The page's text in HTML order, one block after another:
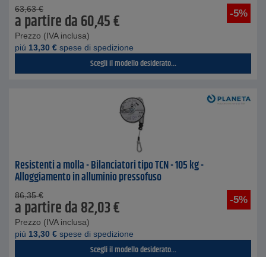
-5%
63,63 €
a partire da60,45€
Prezzo (IVA inclusa)
piú 13,30 € spese di spedizione
Scegli il modello desiderato...
Resistenti a molla - Bilanciatori tipo TCN - 105 kg -
Alloggiamento in alluminio pressofuso
-5%
86,35 €
a partire da82,03€
Prezzo (IVA inclusa)
piú 13,30 € spese di spedizione
Scegli il modello desiderato...